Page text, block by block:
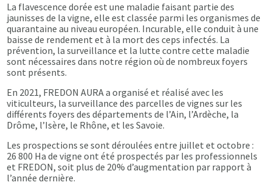
La flavescence dorée est une maladie faisant partie des
jaunisses de la vigne, elle est classée parmi les organismes de
quarantaine au niveau européen. Incurable, elle conduit à une
baisse de rendement et à la mort des ceps infectés. La
prévention, la surveillance et la lutte contre cette maladie
sont nécessaires dans notre région où de nombreux foyers
sont présents.
En 2021, FREDON AURA a organisé et réalisé avec les
viticulteurs, la surveillance des parcelles de vignes sur les
différents foyers des départements de l’Ain, l’Ardèche, la
Drôme, l’Isère, le Rhône, et les Savoie.
Les prospections se sont déroulées entre juillet et octobre :
26 800 Ha de vigne ont été prospectés par les professionnels
et FREDON, soit plus de 20% d’augmentation par rapport à
l’année dernière.